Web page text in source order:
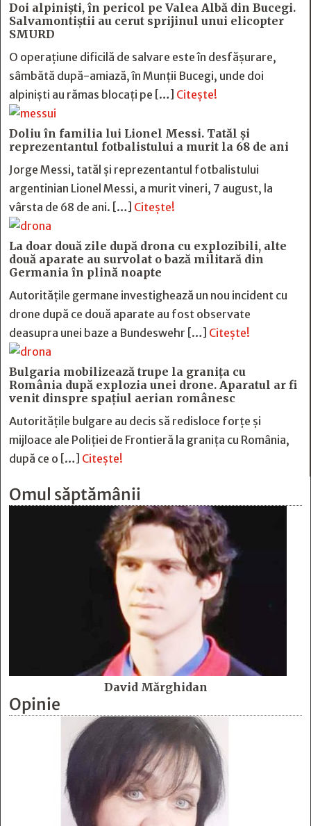
Doi alpiniști, în pericol pe Valea Albă din Bucegi.
Salvamontiștii au cerut sprijinul unui elicopter
SMURD
O operațiune dificilă de salvare este în desfășurare,
sâmbătă după-amiază, în Munții Bucegi, unde doi
alpiniști au rămas blocați pe […] Citește!
Doliu în familia lui Lionel Messi. Tatăl și
reprezentantul fotbalistului a murit la 68 de ani
Jorge Messi, tatăl și reprezentantul fotbalistului
argentinian Lionel Messi, a murit vineri, 7 august, la
vârsta de 68 de ani. […] Citește!
La doar două zile după drona cu explozibili, alte
două aparate au survolat o bază militară din
Germania în plină noapte
Autoritățile germane investighează un nou incident cu
drone după ce două aparate au fost observate
deasupra unei baze a Bundeswehr […] Citește!
Bulgaria mobilizează trupe la granița cu
România după explozia unei drone. Aparatul ar fi
venit dinspre spațiul aerian românesc
Autoritățile bulgare au decis să redisloce forțe și
mijloace ale Poliției de Frontieră la granița cu România,
după ce o […] Citește!
Omul săptămânii
David Mărghidan
Opinie